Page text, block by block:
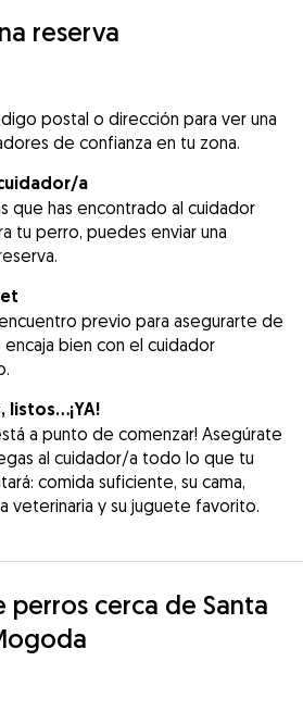
reserva
postal o dirección para ver una
de confianza en tu zona.
a
que has encontrado al cuidador
tu perro, puedes enviar una
previo para asegurarte de
bien con el cuidador
listos...¡YA!
a punto de comenzar! Asegúrate
al cuidador/a todo lo que tu
comida suficiente, su cama,
veterinaria y su juguete favorito.
perros cerca de Santa